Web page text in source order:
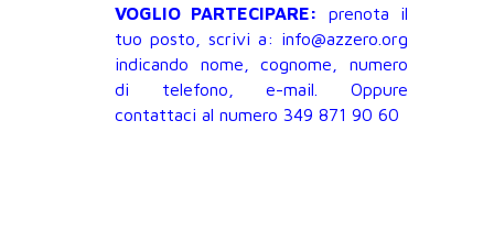
VOGLIO PARTECIPARE:
prenota il
tuo posto, scrivi a: info@azzero.org
indicando nome, cognome, numero
di telefono, e-mail. Oppure
contattaci al numero 349 871 90 60